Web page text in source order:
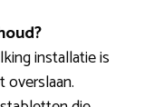
installatie is
overslaan.